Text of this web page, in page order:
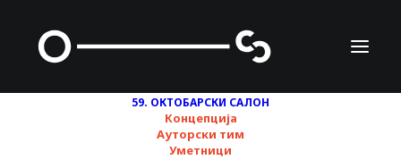
59. ОКТОБАРСКИ САЛОН
Концепција
Ауторски тим
Уметници